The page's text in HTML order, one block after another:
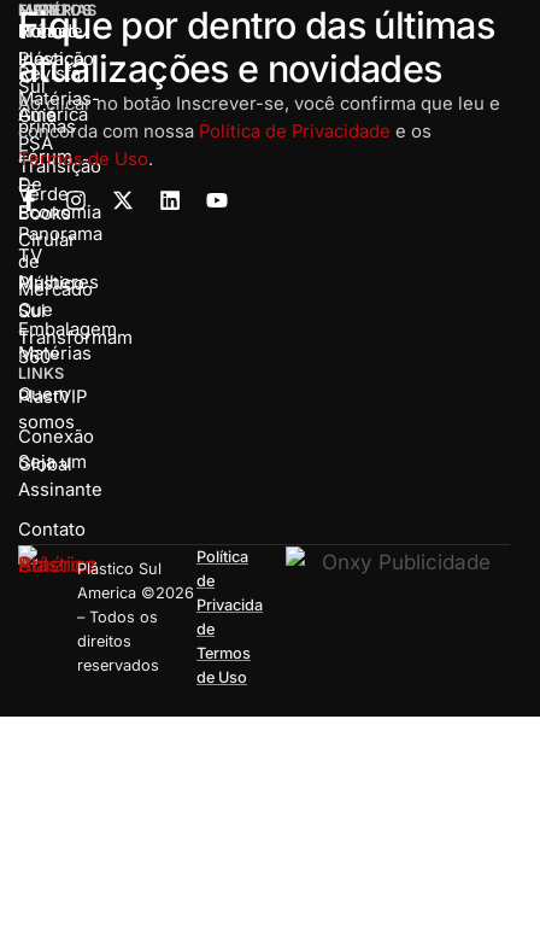
MENU
Home
Revista
Guia
PSA
E-
Books
TV
Plástico
Sul
Matérias
MATÉRIAS
Rota de
Inovação
Matérias-
primas
Transição
Verde
Panorama
de
Mercado
Embalagem
360º
PlastVIP
Conexão
Global
EVENTOS
Prêmio
Plástico
Sul
América
Fórum
De
Economia
Cirular
Mulheres
Que
Transformam
LINKS
Quem
somos
Seja um
Assinante
Contato
Fique por dentro das últimas
atualizações e novidades
Ao clicar no botão Inscrever-se, você confirma que leu e
concorda com nossa Política de Privacidade e os
Termos de Uso.
Plástico Sul
America ©2026
– Todos os
direitos
reservados
Política
de
Privacida
de
Termos
de Uso